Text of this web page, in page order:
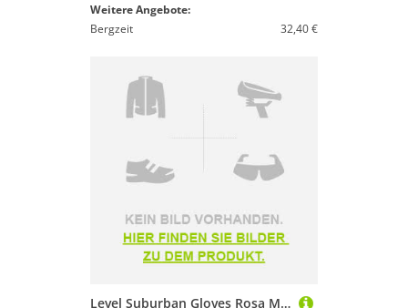
Weitere Angebote:
Bergzeit
32,40 €
Level Suburban Gloves Rosa M-L